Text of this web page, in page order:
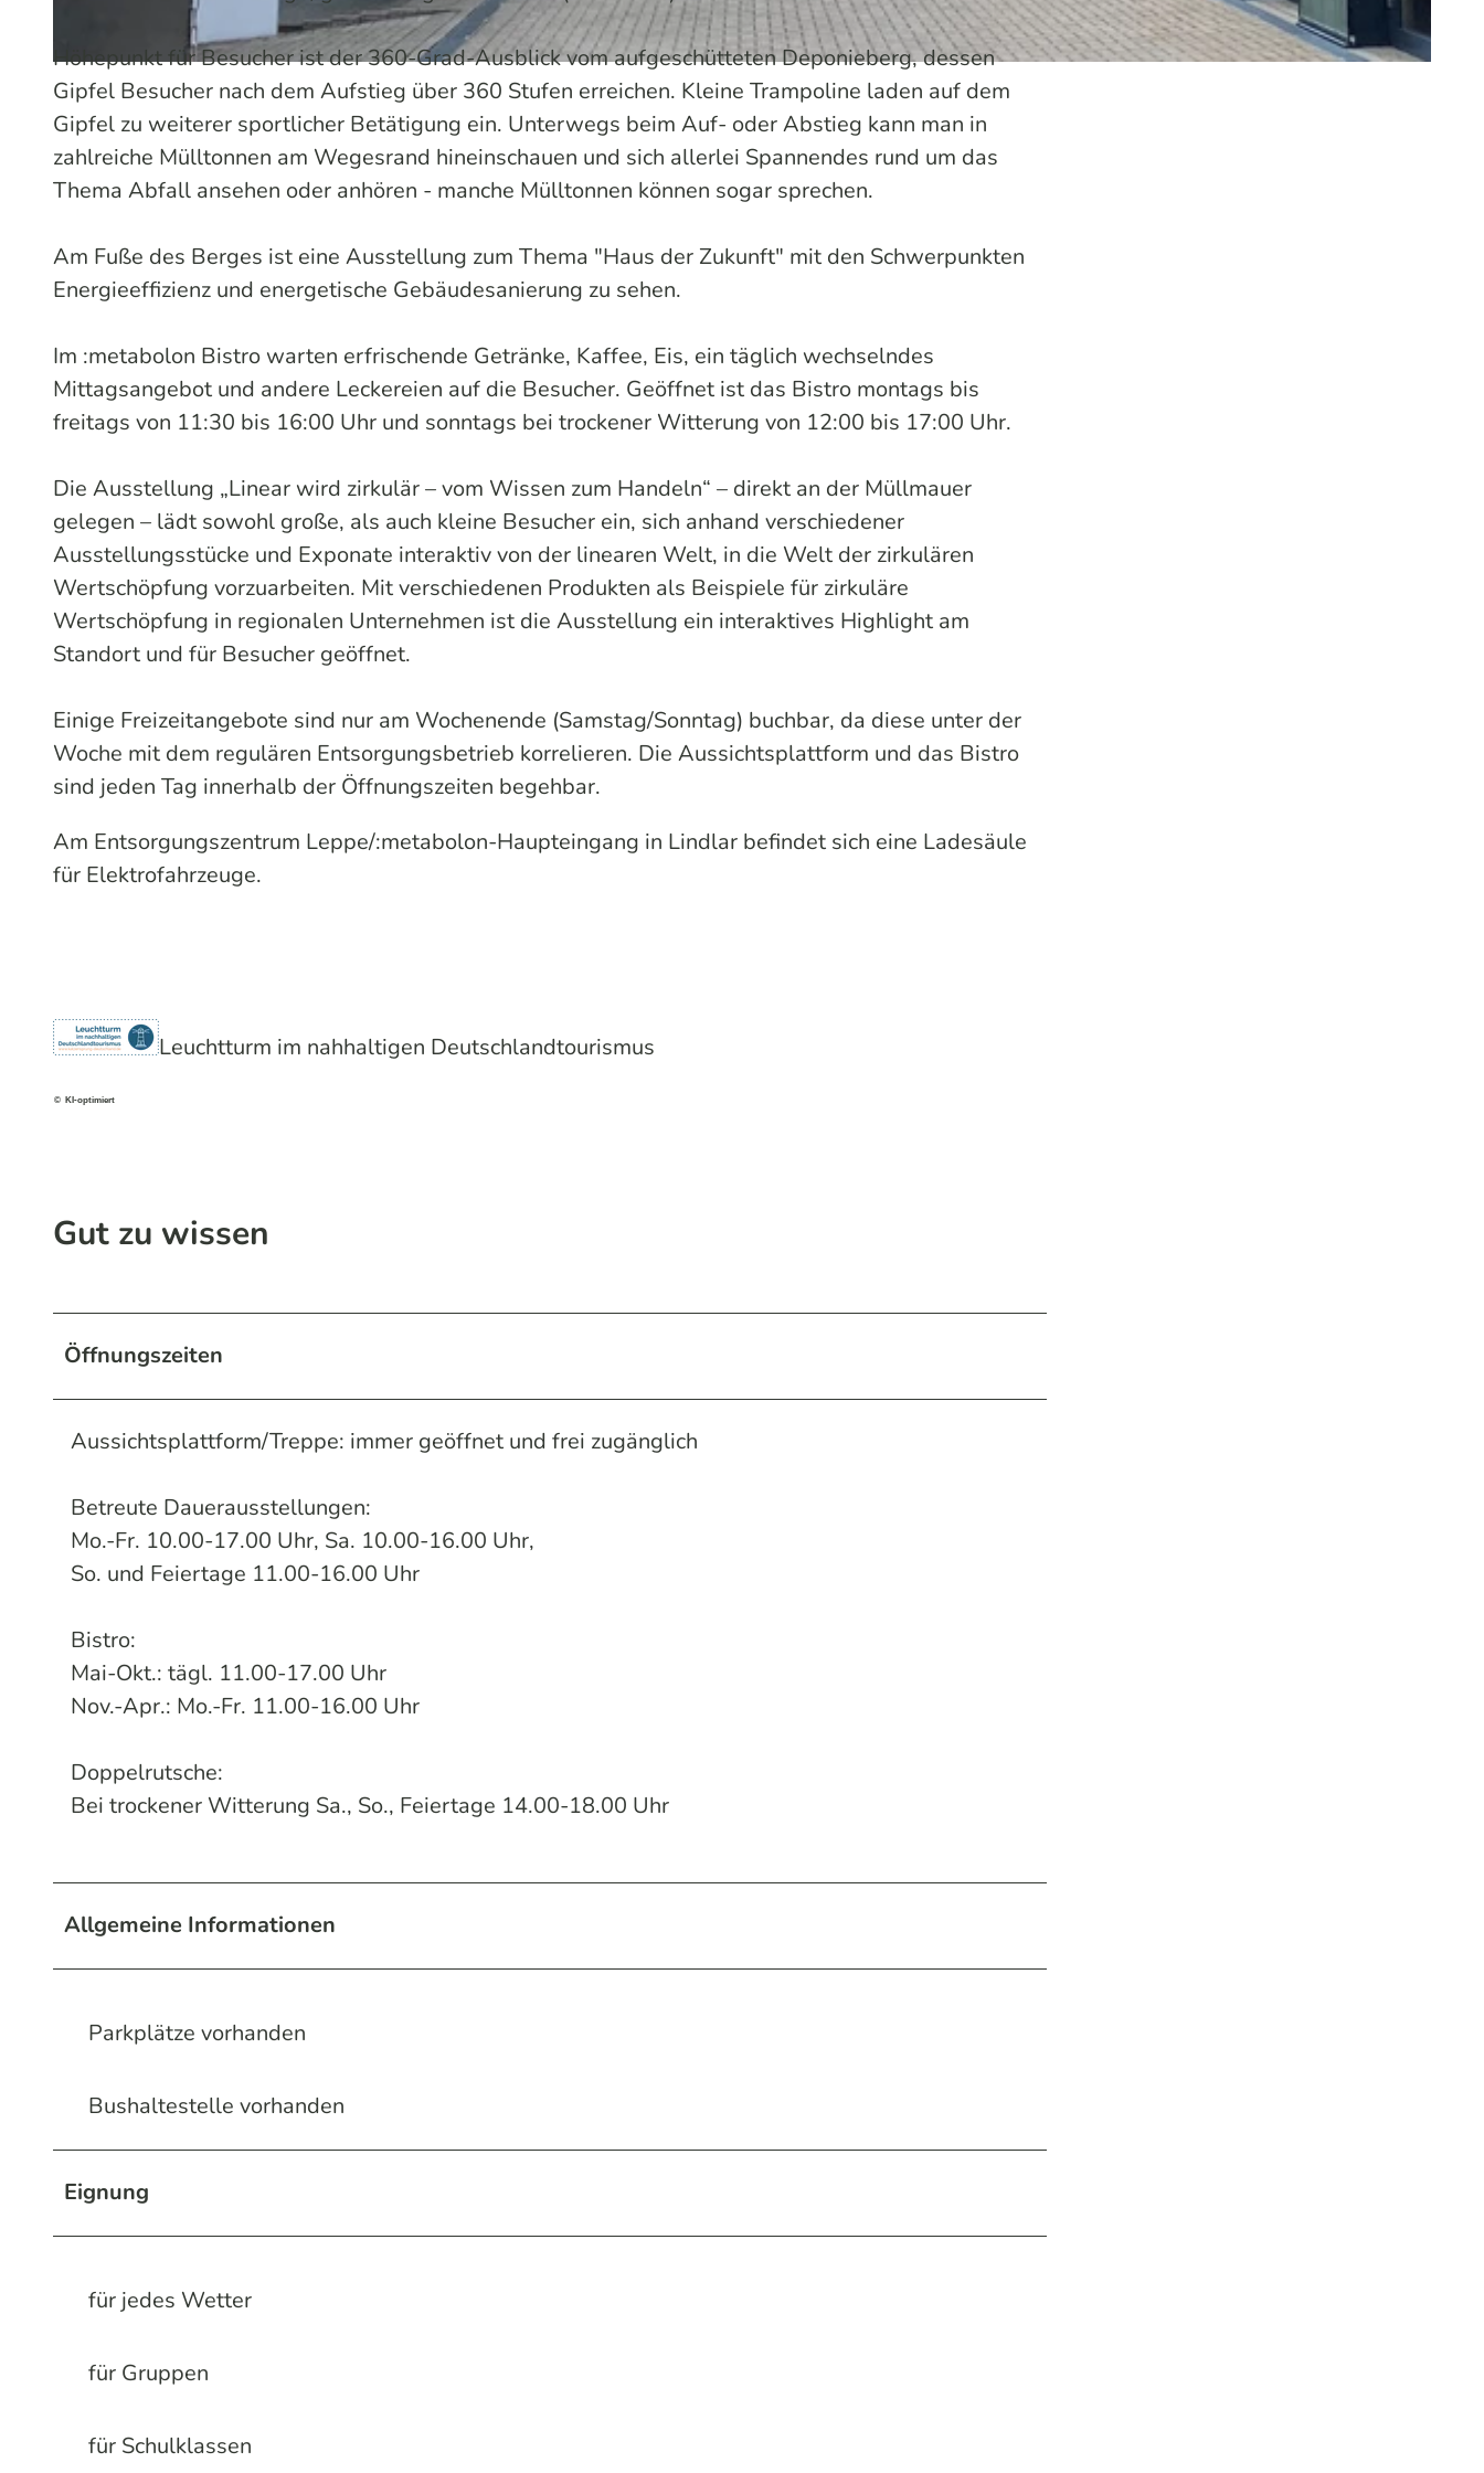
© Sabine Dohrmann / Das Bergische | KI-optimiert |
Höhepunkt für Besucher ist der 360-Grad-Ausblick vom aufgeschütteten Deponieberg, dessen
Gipfel Besucher nach dem Aufstieg über 360 Stufen erreichen. Kleine Trampoline laden auf dem
Gipfel zu weiterer sportlicher Betätigung ein. Unterwegs beim Auf- oder Abstieg kann man in
zahlreiche Mülltonnen am Wegesrand hineinschauen und sich allerlei Spannendes rund um das
Thema Abfall ansehen oder anhören - manche Mülltonnen können sogar sprechen.
Am Fuße des Berges ist eine Ausstellung zum Thema "Haus der Zukunft" mit den Schwerpunkten
Energieeffizienz und energetische Gebäudesanierung zu sehen.
Im :metabolon Bistro warten erfrischende Getränke, Kaffee, Eis, ein täglich wechselndes
Mittagsangebot und andere Leckereien auf die Besucher. Geöffnet ist das Bistro montags bis
freitags von 11:30 bis 16:00 Uhr und sonntags bei trockener Witterung von 12:00 bis 17:00 Uhr.
Die Ausstellung „Linear wird zirkulär – vom Wissen zum Handeln“ – direkt an der Müllmauer
gelegen – lädt sowohl große, als auch kleine Besucher ein, sich anhand verschiedener
Ausstellungsstücke und Exponate interaktiv von der linearen Welt, in die Welt der zirkulären
Wertschöpfung vorzuarbeiten. Mit verschiedenen Produkten als Beispiele für zirkuläre
Wertschöpfung in regionalen Unternehmen ist die Ausstellung ein interaktives Highlight am
Standort und für Besucher geöffnet.
Einige Freizeitangebote sind nur am Wochenende (Samstag/Sonntag) buchbar, da diese unter der
Woche mit dem regulären Entsorgungsbetrieb korrelieren. Die Aussichtsplattform und das Bistro
sind jeden Tag innerhalb der Öffnungszeiten begehbar.
Am Entsorgungszentrum Leppe/:metabolon-Haupteingang in Lindlar befindet sich eine Ladesäule
für Elektrofahrzeuge.
© KI-optimiert
Leuchtturm im nahhaltigen Deutschlandtourismus
Gut zu wissen
Öffnungszeiten
Aussichtsplattform/Treppe: immer geöffnet und frei zugänglich
Betreute Dauerausstellungen:
Mo.-Fr. 10.00-17.00 Uhr, Sa. 10.00-16.00 Uhr,
So. und Feiertage 11.00-16.00 Uhr
Bistro:
Mai-Okt.: tägl. 11.00-17.00 Uhr
Nov.-Apr.: Mo.-Fr. 11.00-16.00 Uhr
Doppelrutsche:
Bei trockener Witterung Sa., So., Feiertage 14.00-18.00 Uhr
Allgemeine Informationen
Parkplätze vorhanden
Bushaltestelle vorhanden
Eignung
für jedes Wetter
für Gruppen
für Schulklassen